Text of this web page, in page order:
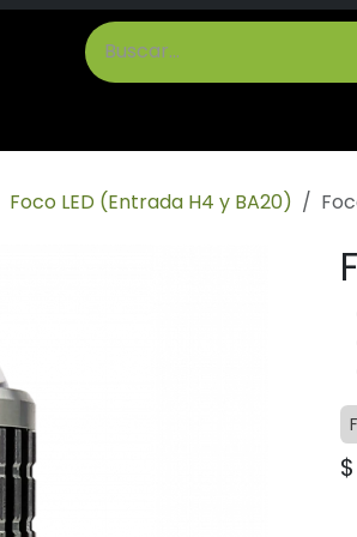
Foco LED (Entrada H4 y BA20)
$